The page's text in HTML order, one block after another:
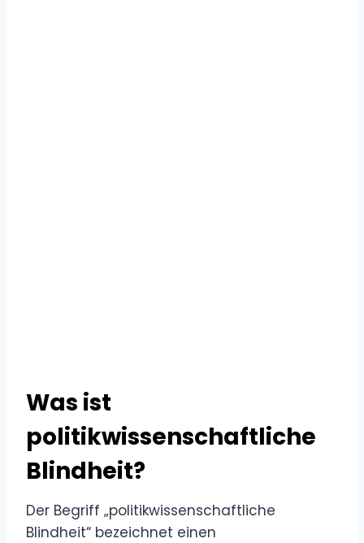
Was ist
politikwissenschaftliche
Blindheit?
Der Begriff „politikwissenschaftliche
Blindheit“ bezeichnet einen